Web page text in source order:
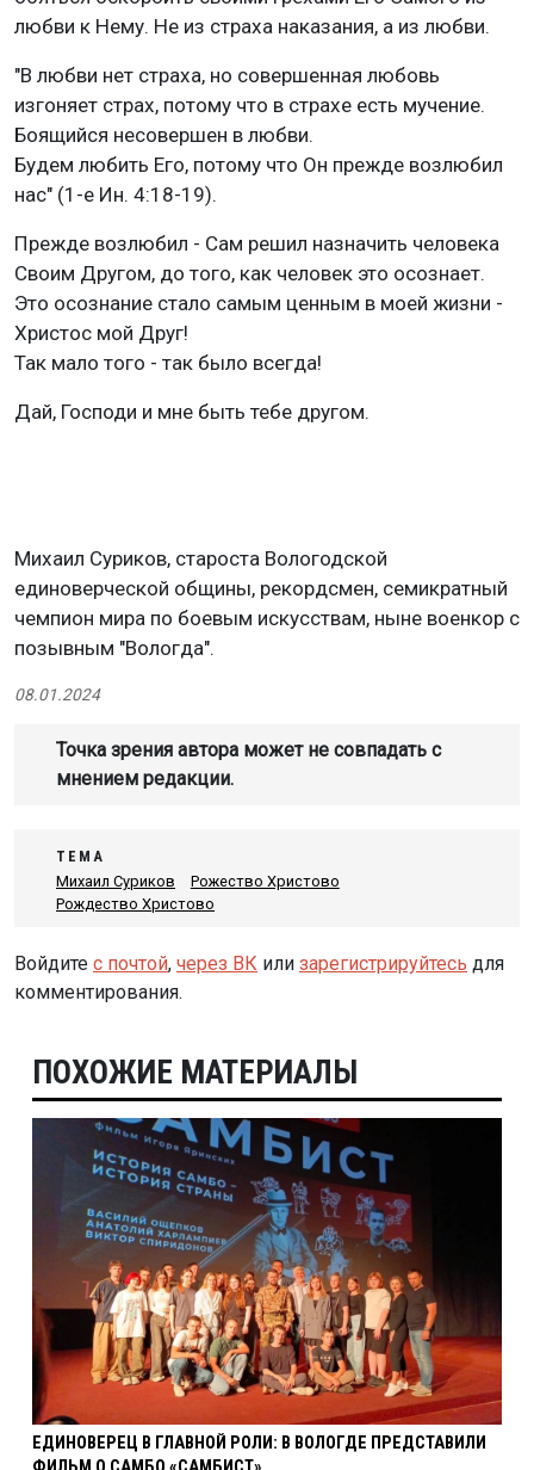
любви к Нему. Не из страха наказания, а из любви.
"В любви нет страха, но совершенная любовь
изгоняет страх, потому что в страхе есть мучение.
Боящийся несовершен в любви.
Будем любить Его, потому что Он прежде возлюбил
нас" (1-е Ин. 4:18-19).
Прежде возлюбил - Сам решил назначить человека
Своим Другом, до того, как человек это осознает.
Это осознание стало самым ценным в моей жизни -
Христос мой Друг!
Так мало того - так было всегда!
Дай, Господи и мне быть тебе другом.
Михаил Суриков, староста Вологодской
единоверческой общины, рекордсмен, семикратный
чемпион мира по боевым искусствам, ныне военкор с
позывным "Вологда".
08.01.2024
Точка зрения автора может не совпадать с
мнением редакции.
ТЕМА
Михаил Суриков
Рожество Христово
Рождество Христово
Войдите с почтой, через ВК или зарегистрируйтесь для
комментирования.
ПОХОЖИЕ МАТЕРИАЛЫ
ЕДИНОВЕРЕЦ В ГЛАВНОЙ РОЛИ: В ВОЛОГДЕ ПРЕДСТАВИЛИ